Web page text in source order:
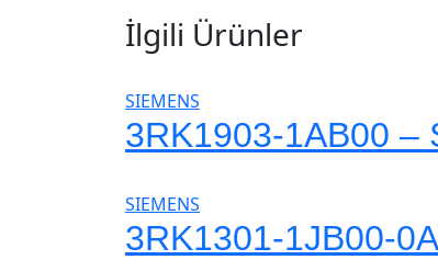
İlgili Ürünler
SIEMENS
3RK1903-1AB00 –
SIEMENS
3RK1301-1JB00-